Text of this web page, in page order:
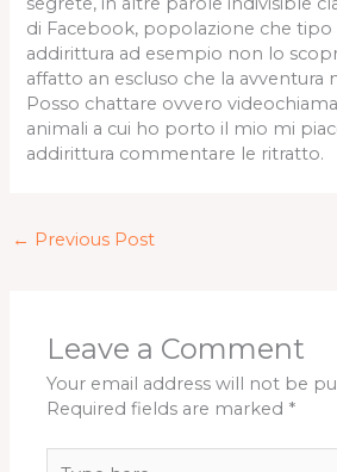
di Facebook, popolazione che tipo
addirittura ad esempio non lo
affatto an escluso che la avventura
Posso chattare ovvero
animali a cui ho porto il mio mi
addirittura commentare le ritratto.
← Previous Post
Leave a Comment
Your email address will not be
Required fields are marked *